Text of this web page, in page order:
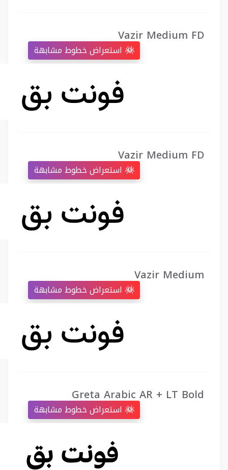
Vazir Medium FD
Vazir Medium FD
Vazir Medium
Greta Arabic AR + LT Bold